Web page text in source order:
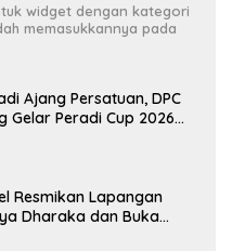
widget dengan kategori
memasukkannya pada
Ajang Persatuan, DPC
Gelar Peradi Cup 2026
Resmikan Lapangan
Dharaka dan Buka